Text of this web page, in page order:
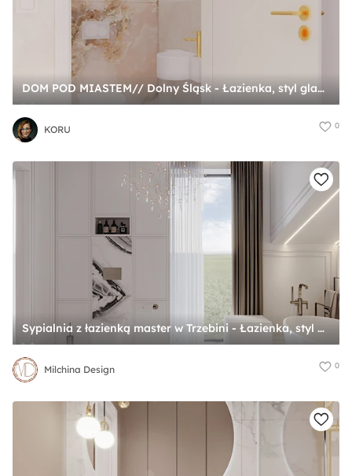
DOM POD MIASTEM// Dolny Śląsk - Łazienka, styl glamour - zdjęcie od KORU
KORU 0
Sypialnia z łazienką master w Trzebini - Łazienka, styl glamour - zdjęcie od Milchina Design
Milchina Design 0